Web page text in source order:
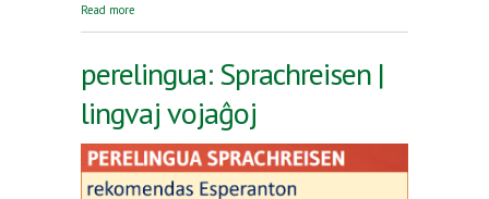
Read more
perelingua: Sprachreisen |
lingvaj vojaĝoj